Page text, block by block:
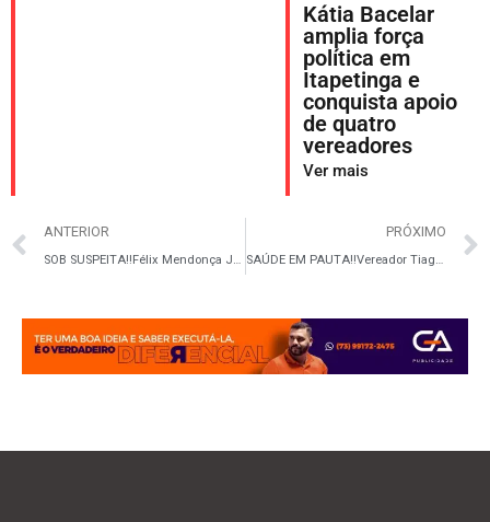
Kátia Bacelar
amplia força
política em
Itapetinga e
conquista apoio
de quatro
vereadores
Ver mais
ANTERIOR
SOB SUSPEITA‼️Félix Mendonça Júnior entra na mira do STF em nova fase da Operação Overclean
PRÓXIMO
SAÚDE EM PAUTA‼️Vereador Tiago Medrado destina R$ 174 mil para fortalecer o Tratamento Fora do Domicílio